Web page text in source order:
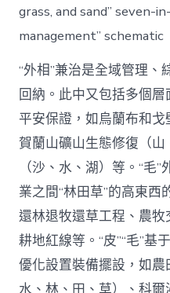
grass, and sand” seven-
management” schematic
“外相”兼治是全域管理
回納。此中又包括多個層
平安保證，如烏蘭布和戈
賀蘭山礦山生態修復（
（沙、水、湖）等。“毛
業之間“林田草”的高東
還林退牧還草工程、農
耕地紅線等。“皮”“毛”基
優化設置裝備擺設，如農
水、林、田、草）、科